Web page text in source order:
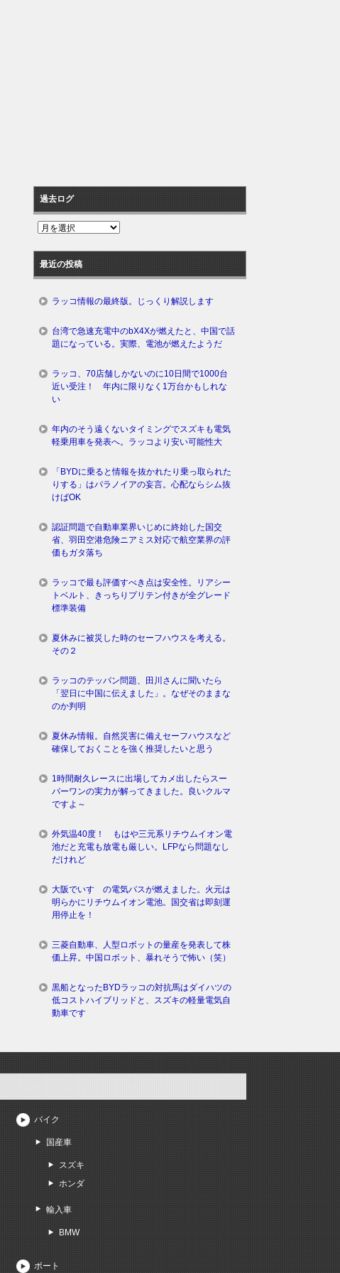
過去ログ
過
ロ
グ
最近の投稿
ラッコ情報の最終版。じっくり解説します
台湾で急速充電中のbX4Xが燃えたと、中国で話
題になっている。実際、電池が燃えたようだ
ラッコ、70店舗しかないのに10日間で1000台
近い受注！ 年内に限りなく1万台かもしれな
い
年内のそう遠くないタイミングでスズキも電気
軽乗用車を発表へ。ラッコより安い可能性大
「BYDに乗ると情報を抜かれたり乗っ取られた
りする」はパラノイアの妄言。心配ならシム抜
けばOK
認証問題で自動車業界いじめに終始した国交
省、羽田空港危険ニアミス対応で航空業界の評
価もガタ落ち
ラッコで最も評価すべき点は安全性。リアシー
トベルト、きっちりプリテン付きが全グレード
標準装備
夏休みに被災した時のセーフハウスを考える。
その２
ラッコのテッパン問題、田川さんに聞いたら
「翌日に中国に伝えました」。なぜそのままな
のか判明
夏休み情報。自然災害に備えセーフハウスなど
確保しておくことを強く推奨したいと思う
1時間耐久レースに出場してカメ出したらスー
パーワンの実力が解ってきました。良いクルマ
ですよ～
外気温40度！ もはや三元系リチウムイオン電
池だと充電も放電も厳しい。LFPなら問題なし
だけれど
大阪でいすゞの電気バスが燃えました。火元は
明らかにリチウムイオン電池。国交省は即刻運
用停止を！
三菱自動車、人型ロボットの量産を発表して株
価上昇。中国ロボット、暴れそうで怖い（笑）
黒船となったBYDラッコの対抗馬はダイハツの
低コストハイブリッドと、スズキの軽量電気自
動車です
バイク
国産車
スズキ
ホンダ
輸入車
BMW
ボート